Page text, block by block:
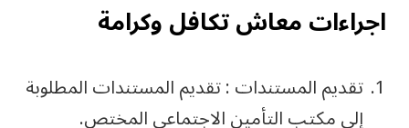
اجراءات معاش تكافل وكرامة
تقديم المستندات : تقديم المستندات المطلوبة
إلى مكتب التأمين الاجتماعي المختص.